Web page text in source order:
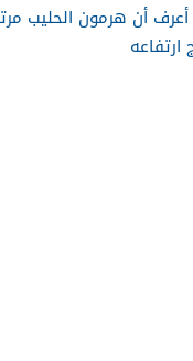
أن هرمون الحليب